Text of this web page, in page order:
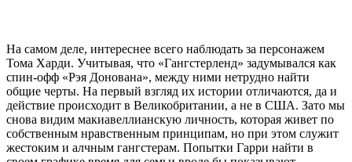
На самом деле, интереснее всего наблюдать за персонажем
Тома Харди. Учитывая, что «Гангстерленд» задумывался как
спин-офф «Рэя Донована», между ними нетрудно найти
общие черты. На первый взгляд их истории отличаются, да и
действие происходит в Великобритании, а не в США. Зато мы
снова видим макиавеллианскую личность, которая живет по
собственным нравственным принципам, но при этом служит
жестоким и алчным гангстерам. Попытки Гарри найти в